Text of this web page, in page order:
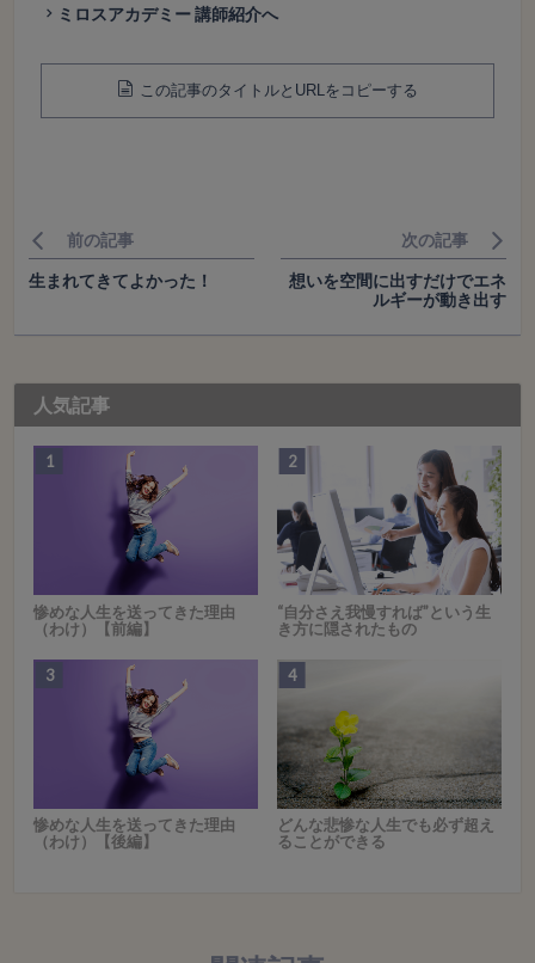
ミロスアカデミー 講師紹介へ
この記事のタイトルとURLをコピーする
前の記事
生まれてきてよかった！
次の記事
想いを空間に出すだけでエネ
ルギーが動き出す
人気記事
惨めな人生を送ってきた理由
（わけ）【前編】
“自分さえ我慢すれば”という生
き方に隠されたもの
惨めな人生を送ってきた理由
（わけ）【後編】
どんな悲惨な人生でも必ず超え
ることができる